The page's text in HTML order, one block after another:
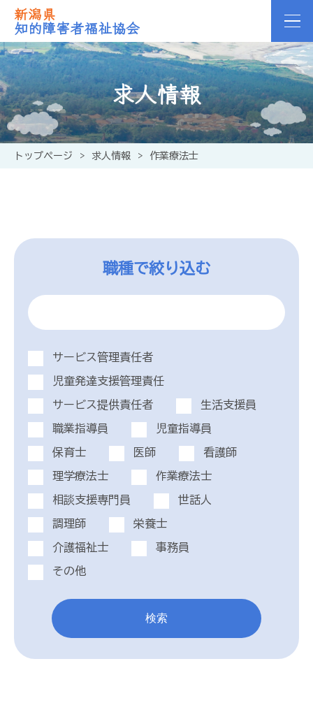
新潟県
知的障害者福祉協会
求人情報
トップページ > 求人情報 > 作業療法士
職種で絞り込む
サービス管理責任者
児童発達支援管理責任
サービス提供責任者 生活支援員
職業指導員 児童指導員
保育士 医師 看護師
理学療法士 作業療法士
相談支援専門員 世話人
調理師 栄養士
介護福祉士 事務員
その他
検索